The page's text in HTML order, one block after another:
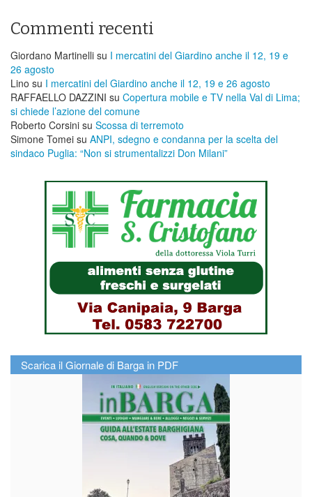
Commenti recenti
Giordano Martinelli su I mercatini del Giardino anche il 12, 19 e
26 agosto
Lino su I mercatini del Giardino anche il 12, 19 e 26 agosto
RAFFAELLO DAZZINI su ​Copertura mobile e TV nella Val di Lima;
si chiede l’azione del comune
Roberto Corsini su Scossa di terremoto
Simone Tomei su ANPI, sdegno e condanna per la scelta del
sindaco Puglia: “Non si strumentalizzi Don Milani”
Scarica il Giornale di Barga in PDF